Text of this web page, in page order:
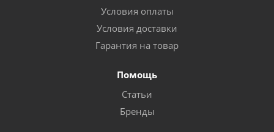
Условия оплаты
Условия доставки
Гарантия на товар
Помощь
Статьи
Бренды